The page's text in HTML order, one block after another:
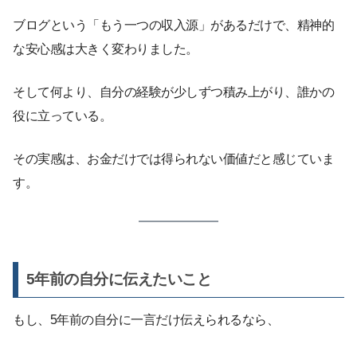
ブログという「もう一つの収入源」があるだけで、精神的
な安心感は大きく変わりました。
そして何より、自分の経験が少しずつ積み上がり、誰かの
役に立っている。
その実感は、お金だけでは得られない価値だと感じていま
す。
5年前の自分に伝えたいこと
もし、5年前の自分に一言だけ伝えられるなら、